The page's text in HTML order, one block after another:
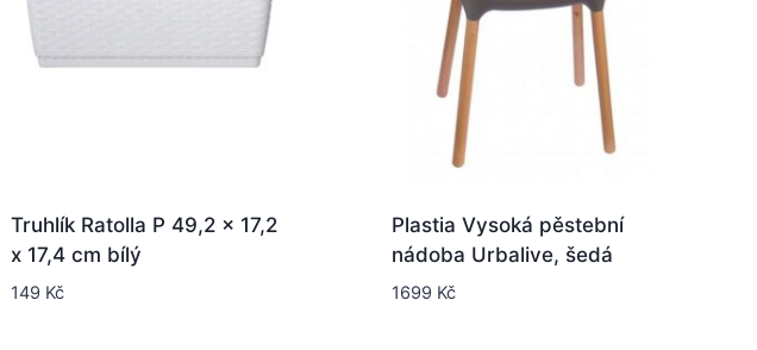
Truhlík Ratolla P 49,2 x 17,2
x 17,4 cm bílý
149 Kč
Plastia Vysoká pěstební
nádoba Urbalive, šedá
1699 Kč